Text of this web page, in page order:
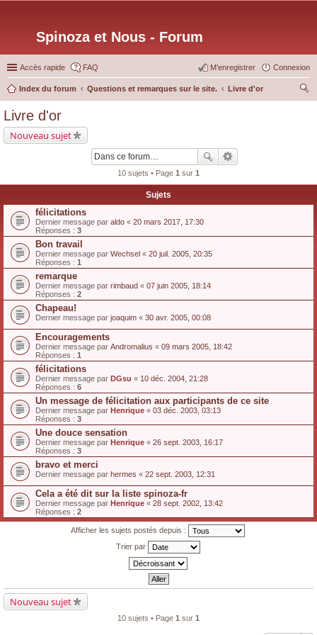
Spinoza et Nous - Forum
Accès rapide FAQ Connexion
M’enregistrer
Index du forum Questions et remarques sur le site.
Livre d'or
Livre d'or
Nouveau sujet
10 sujets • Page 1 sur 1
Sujets
félicitations
Dernier message par aldo « 20 mars 2017, 17:30
Réponses : 3
Bon travail
Dernier message par Wechsel « 20 juil. 2005, 20:35
Réponses : 1
remarque
Dernier message par rimbaud « 07 juin 2005, 18:14
Réponses : 2
Chapeau!
Dernier message par joaquim « 30 avr. 2005, 00:08
Encouragements
Dernier message par Andromalius « 09 mars 2005, 18:42
Réponses : 1
félicitations
Dernier message par DGsu « 10 déc. 2004, 21:28
Réponses : 6
Un message de félicitation aux participants de ce site
Dernier message par Henrique « 03 déc. 2003, 03:13
Réponses : 3
Une douce sensation
Dernier message par Henrique « 26 sept. 2003, 16:17
Réponses : 3
bravo et merci
Dernier message par hermes « 22 sept. 2003, 12:31
Cela a été dit sur la liste spinoza-fr
Dernier message par Henrique « 28 sept. 2002, 13:42
Réponses : 2
Afficher les sujets postés depuis :
Trier par
Nouveau sujet
10 sujets • Page 1 sur 1